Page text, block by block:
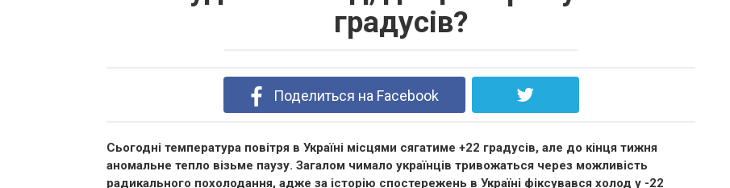
градусів?
Поделиться на Facebook
Сьогодні температура повітря в Україні місцями сягатиме +22 градусів, але до кінця тижня
аномальне тепло візьме паузу. Загалом чимало українців тривожаться через можливість
радикального похолодання, адже за історію спостережень в Україні фіксувався холод у -22